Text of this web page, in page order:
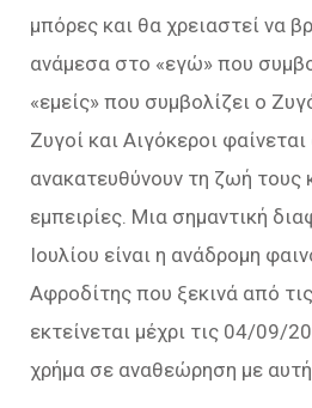
μπόρες και θα χρειαστεί να
ανάμεσα στο «εγώ» που
«εμείς» που συμβολίζει ο
Ζυγοί και Αιγόκεροι φαίνεται
ανακατευθύνουν τη ζωή τους
εμπειρίες. Μια σημαντική
Ιουλίου είναι η ανάδρομη
Αφροδίτης που ξεκινά από
εκτείνεται μέχρι τις 04/09/
χρήμα σε αναθεώρηση με αυτή